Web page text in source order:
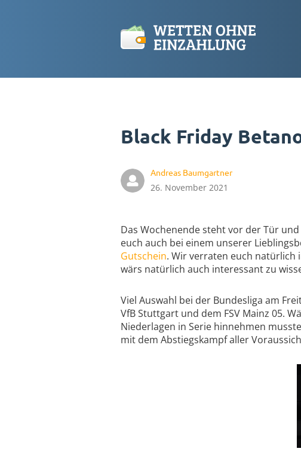
Black Friday
Andreas Baumgartner
26. November 2021
Das Wochenende steht vor der Tür
euch auch bei einem unserer
Gutschein. Wir verraten euch natürlich
wärs natürlich auch interessant zu
Viel Auswahl bei der Bundesliga am
VfB Stuttgart und dem FSV Mainz 05.
Niederlagen in Serie hinnehmen
mit dem Abstiegskampf aller